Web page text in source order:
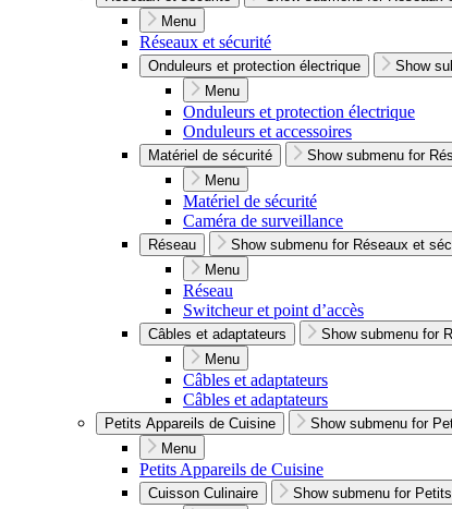
Menu
Réseaux et sécurité
Onduleurs et protection électrique
Show
Menu
Onduleurs et protection électrique
Onduleurs et accessoires
Matériel de sécurité
Show submenu for
Menu
Matériel de sécurité
Caméra de surveillance
Réseau
Show submenu for Réseaux et
Menu
Réseau
Switcheur et point d’accès
Câbles et adaptateurs
Show submenu for
Menu
Câbles et adaptateurs
Câbles et adaptateurs
Petits Appareils de Cuisine
Show submenu for
Menu
Petits Appareils de Cuisine
Cuisson Culinaire Show submenu for